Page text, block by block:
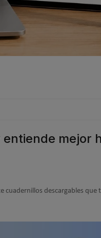
mejor
cuadernillos descargables que